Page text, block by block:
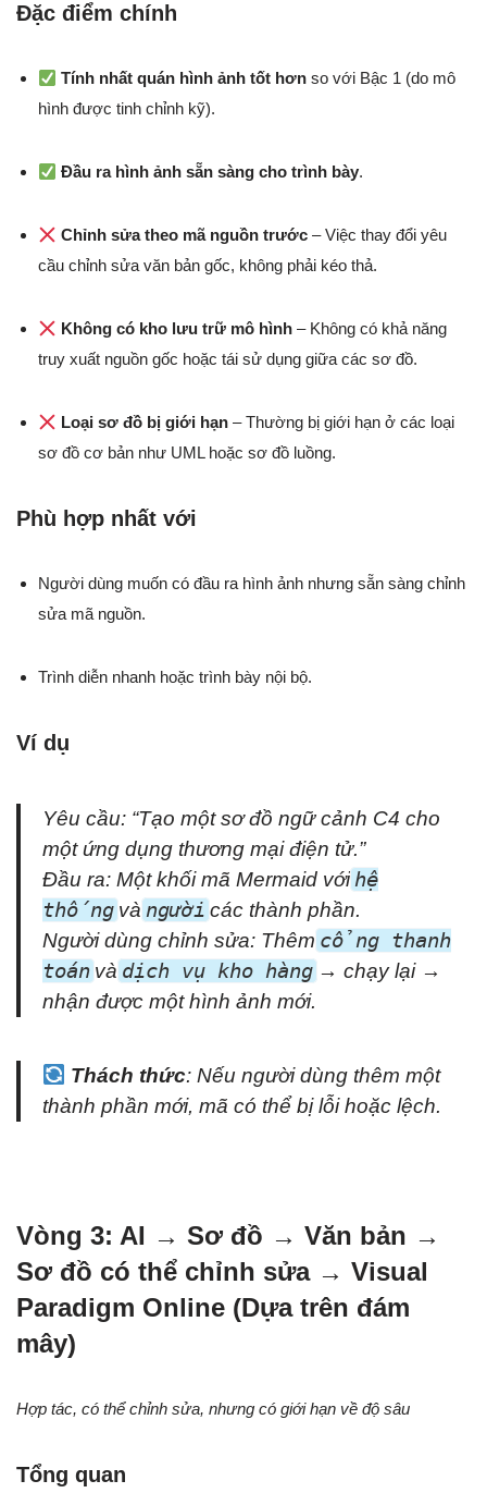
Đặc điểm chính
Tính nhất quán hình ảnh tốt hơn so với Bậc 1 (do mô
hình được tinh chỉnh kỹ).
Đầu ra hình ảnh sẵn sàng cho trình bày.
Chỉnh sửa theo mã nguồn trước – Việc thay đổi yêu
cầu chỉnh sửa văn bản gốc, không phải kéo thả.
Không có kho lưu trữ mô hình – Không có khả năng
truy xuất nguồn gốc hoặc tái sử dụng giữa các sơ đồ.
Loại sơ đồ bị giới hạn – Thường bị giới hạn ở các loại
sơ đồ cơ bản như UML hoặc sơ đồ luồng.
Phù hợp nhất với
Người dùng muốn có đầu ra hình ảnh nhưng sẵn sàng chỉnh
sửa mã nguồn.
Trình diễn nhanh hoặc trình bày nội bộ.
Ví dụ
Yêu cầu: “Tạo một sơ đồ ngữ cảnh C4 cho
một ứng dụng thương mại điện tử.”
Đầu ra: Một khối mã Mermaid vớihệ
thống và người các thành phần.
Người dùng chỉnh sửa: Thêm cổng thanh
toán và dịch vụ kho hàng → chạy lại →
nhận được một hình ảnh mới.
Thách thức: Nếu người dùng thêm một
thành phần mới, mã có thể bị lỗi hoặc lệch.
Vòng 3: AI → Sơ đồ → Văn bản →
Sơ đồ có thể chỉnh sửa → Visual
Paradigm Online (Dựa trên đám
mây)
Hợp tác, có thể chỉnh sửa, nhưng có giới hạn về độ sâu
Tổng quan